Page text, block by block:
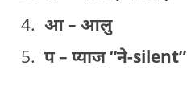
आ – आलु
प – प्याज “ने-silent”